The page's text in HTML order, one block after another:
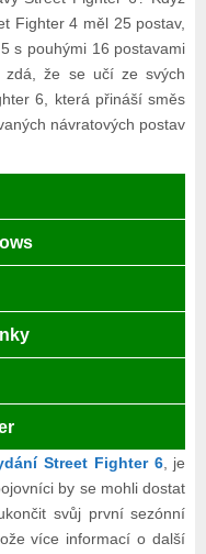
Fighter 4 měl 25 postav,
s pouhými 16 postavami
zdá, že se učí ze svých
6, která přináší směs
návratových postav
Street Fighter 6, je
by se mohli dostat
svůj první sezónní
více informací o další